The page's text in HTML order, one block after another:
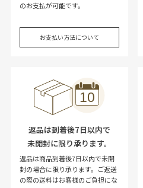
のお支払が可能です。
お支払い方法について
返品は到着後7日以内で
未開封に限り承ります。
返品は商品到着後7日以内で未開
封の場合に限り承ります。ご返送
の際の送料はお客様のご負担にな